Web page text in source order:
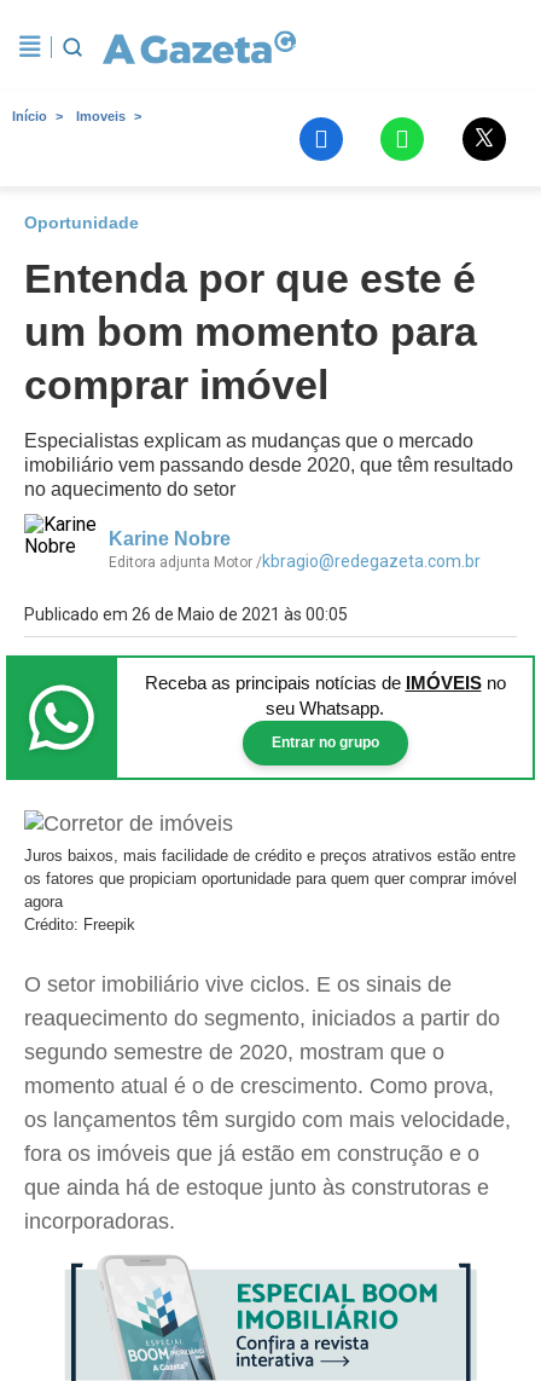
Início Imoveis
Oportunidade
Entenda por que este é
um bom momento para
comprar imóvel
Especialistas explicam as mudanças que o mercado
imobiliário vem passando desde 2020, que têm resultado
no aquecimento do setor
Karine Nobre
Editora adjunta Motor /kbragio@redegazeta.com.br
Publicado em 26 de Maio de 2021 às 00:05
Receba as principais notícias de IMÓVEISno
seu Whatsapp.
Entrar no grupo
Juros baixos, mais facilidade de crédito e preços atrativos estão entre
os fatores que propiciam oportunidade para quem quer comprar imóvel
agora
Crédito: Freepik
O setor imobiliário vive ciclos. E os sinais de
reaquecimento do segmento, iniciados a partir do
segundo semestre de 2020, mostram que o
momento atual é o de crescimento. Como prova,
os lançamentos têm surgido com mais velocidade,
fora os imóveis que já estão em construção e o
que ainda há de estoque junto às construtoras e
incorporadoras.